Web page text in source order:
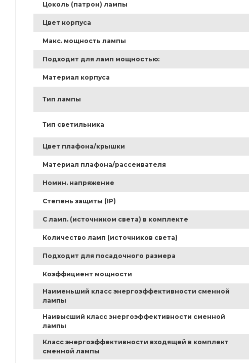
Цоколь (патрон) лампы
Цвет корпуса
Макс. мощность лампы
Подходит для ламп мощностью:
Материал корпуса
Тип лампы
Тип светильника
Цвет плафона/крышки
Материал плафона/рассеивателя
Номин. напряжение
Степень защиты (IP)
С ламп. (источником света) в комплекте
Количество ламп (источников света)
Подходит для посадочного размера
Коэффициент мощности
Наименьший класс энергоэффективности сменной
лампы
Наивысший класс энергоэффективности сменной
лампы
Класс энергоэффективности входящей в комплект
сменной лампы